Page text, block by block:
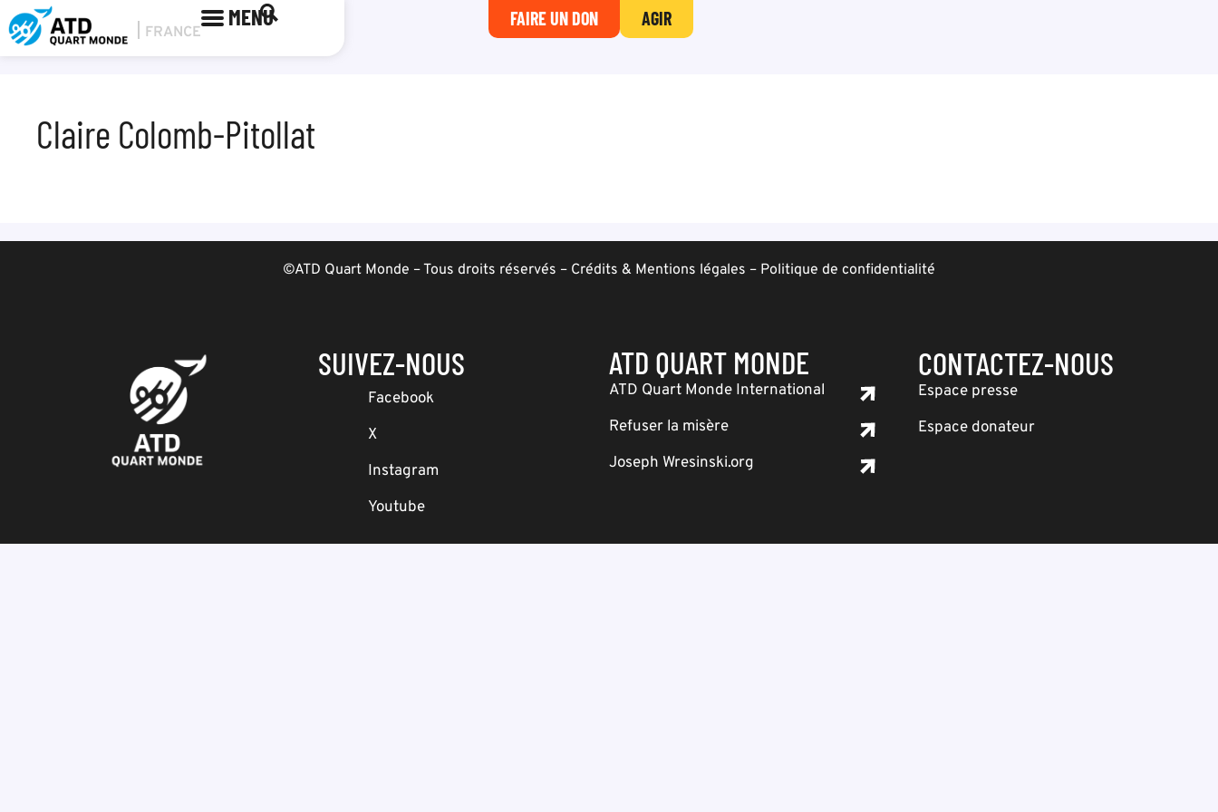
MENU FAIRE UN DON AGIR
Claire Colomb-Pitollat
©ATD Quart Monde – Tous droits réservés – Crédits & Mentions légales – Politique de confidentialité
SUIVEZ-NOUS
Facebook
X
Instagram
Youtube
ATD QUART MONDE
ATD Quart Monde International
Refuser la misère
Joseph Wresinski.org
CONTACTEZ-NOUS
Espace presse
Espace donateur